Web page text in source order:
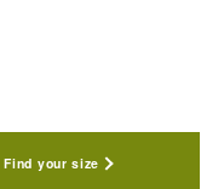
Find your size